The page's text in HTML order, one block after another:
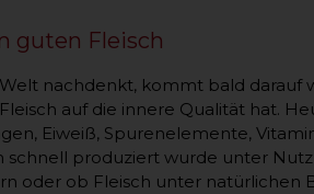
guten Fleisch
nachdenkt, kommt bald
auf die innere Qualität hat.
Eiweiß, Spurenelemente,
schnell produziert wurde unter
oder ob Fleisch unter natürlichen